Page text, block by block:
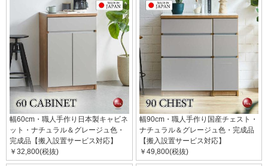
幅60cm・職人手作り日本製キャビネ
ット・ナチュラル＆グレージュ色・
完成品【搬入設置サービス対応】
￥32,800(税抜)
幅90cm・職人手作り国産チェスト・
ナチュラル＆グレージュ色・完成品
【搬入設置サービス対応】
￥49,800(税抜)